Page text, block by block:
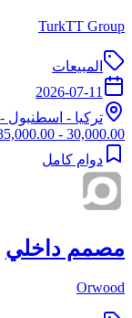
TurkTT Group
المبيعات
2026-07-11
تركيا - اسطنبول - Fatih
30,000.00 - 35,000.00 TL
دوام كامل
مصمم داخلي
Orwood